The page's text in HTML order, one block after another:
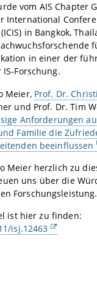
vom AIS Chapter
International
in Bangkok,
in einer der
Forschung.
Meier, Prof. Dr.
und Prof. Dr. Tim
Anforderungen
Familie die
beeinflussen
Meier herzlich zu
uns über die
Forschungsleistung.
ist hier zu finden:
isj.12463